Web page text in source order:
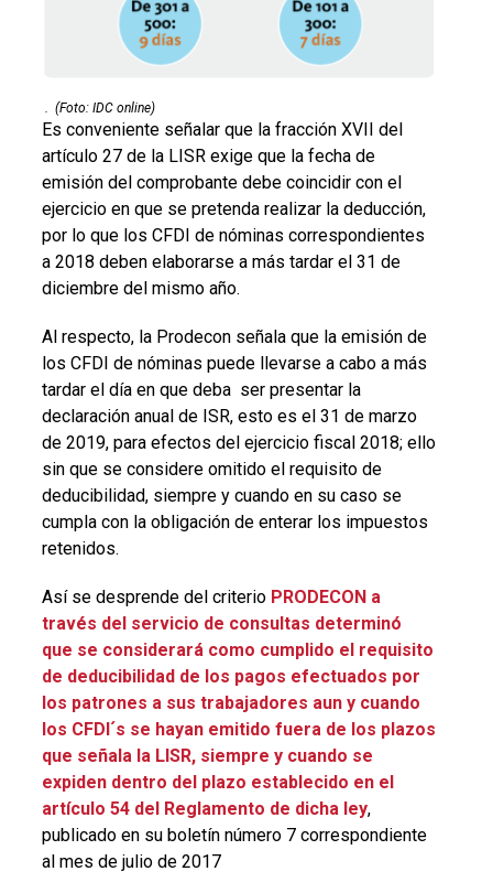
. (Foto: IDC online)
Es conveniente señalar que la fracción XVII del
artículo 27 de la LISR exige que la fecha de
emisión del comprobante debe coincidir con el
ejercicio en que se pretenda realizar la deducción,
por lo que los CFDI de nóminas correspondientes
a 2018 deben elaborarse a más tardar el 31 de
diciembre del mismo año.
Al respecto, la Prodecon señala que la emisión de
los CFDI de nóminas puede llevarse a cabo a más
tardar el día en que deba ser presentar la
declaración anual de ISR, esto es el 31 de marzo
de 2019, para efectos del ejercicio fiscal 2018; ello
sin que se considere omitido el requisito de
deducibilidad, siempre y cuando en su caso se
cumpla con la obligación de enterar los impuestos
retenidos.
Así se desprende del criterio PRODECON a
través del servicio de consultas determinó
que se considerará como cumplido el requisito
de deducibilidad de los pagos efectuados por
los patrones a sus trabajadores aun y cuando
los CFDI´s se hayan emitido fuera de los plazos
que señala la LISR, siempre y cuando se
expiden dentro del plazo establecido en el
artículo 54 del Reglamento de dicha ley,
publicado en su boletín número 7 correspondiente
al mes de julio de 2017